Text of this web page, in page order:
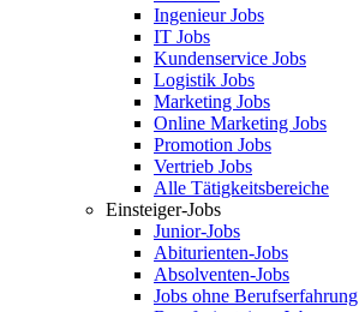
Ingenieur Jobs
IT Jobs
Kundenservice Jobs
Logistik Jobs
Marketing Jobs
Online Marketing Jobs
Promotion Jobs
Vertrieb Jobs
Alle Tätigkeitsbereiche
Einsteiger-Jobs
Junior-Jobs
Abiturienten-Jobs
Absolventen-Jobs
Jobs ohne Berufserfahrung